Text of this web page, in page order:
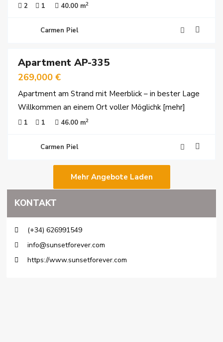
2 1 40.00 m2
Carmen Piel
Apartment AP-335
269,000 €
Apartment am Strand mit Meerblick – in bester Lage
Willkommen an einem Ort voller Möglichk [mehr]
1 1 46.00 m2
Carmen Piel
KONTAKT
(+34) 626991549
info@sunsetforever.com
https://www.sunsetforever.com